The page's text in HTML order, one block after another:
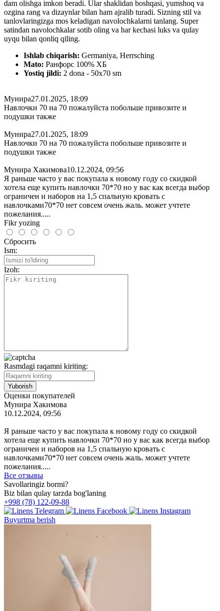
dam olishga imkon beradi. Ular shaklidan boshqasi, yumshoq va
ozgina rang va dizaynlar bilan ham ajralib turadi. Sizning stil va
tanlovlaringizga mos keladigan navolochkalarni tanlang. Super
satindan navolochkalar sotib oling va har kechasi luks va qulay
uyqu bilan qonliq qiling.
Ishlab chiqarish: Germaniya, Herrsching
Mato: Ранфорс 100% ХБ
Yostiq jildi: 2 dona - 50x70 sm
Мунира27.01.2025, 18:09
Навлочки 70 на 70 пожалуйста побольше привозите и
подушки также
Мунира27.01.2025, 18:09
Навлочки 70 на 70 пожалуйста побольше привозите и
подушки также
Мунира Хакимова10.12.2024, 09:56
Я раньше часто у вас покупала к новому году со скидкой
хотела еще купить навлочки 70*70 но у вас как всегда выбор
ограничен и наборов на 1,5 спальную кровать с
навлочками70*70 нет совсем очень жаль. может учтете
пожелания.....
Fikr yozing
Сбросить
Ism:
Izoh:
Rasmdagi raqamni kiriting:
Оценки покупателей
Мунира Хакимова
10.12.2024, 09:56
Я раньше часто у вас покупала к новому году со скидкой
хотела еще купить навлочки 70*70 но у вас как всегда выбор
ограничен и наборов на 1,5 спальную кровать с
навлочками70*70 нет совсем очень жаль. может учтете
пожелания.....
Все отзывы
Savollaringiz bormi?
Biz bilan qulay tarzda bog'laning
+998 (78) 122-09-88
Buyurtma berish